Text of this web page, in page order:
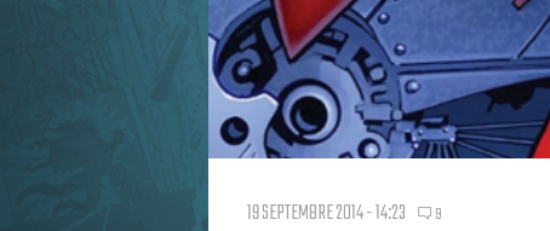
19 SEPTEMBRE 2014 - 14:23 9